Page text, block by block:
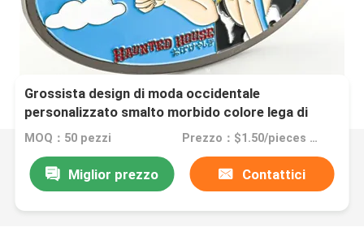
Grossista design di moda occidentale
personalizzato smalto morbido colore lega di
zinco lucido argento placcato metallo cintura
logo in acciaio inossidabile
MOQ：50 pezzi Prezzo：$1.50/pieces >=50 pieces
Miglior prezzo Contattici